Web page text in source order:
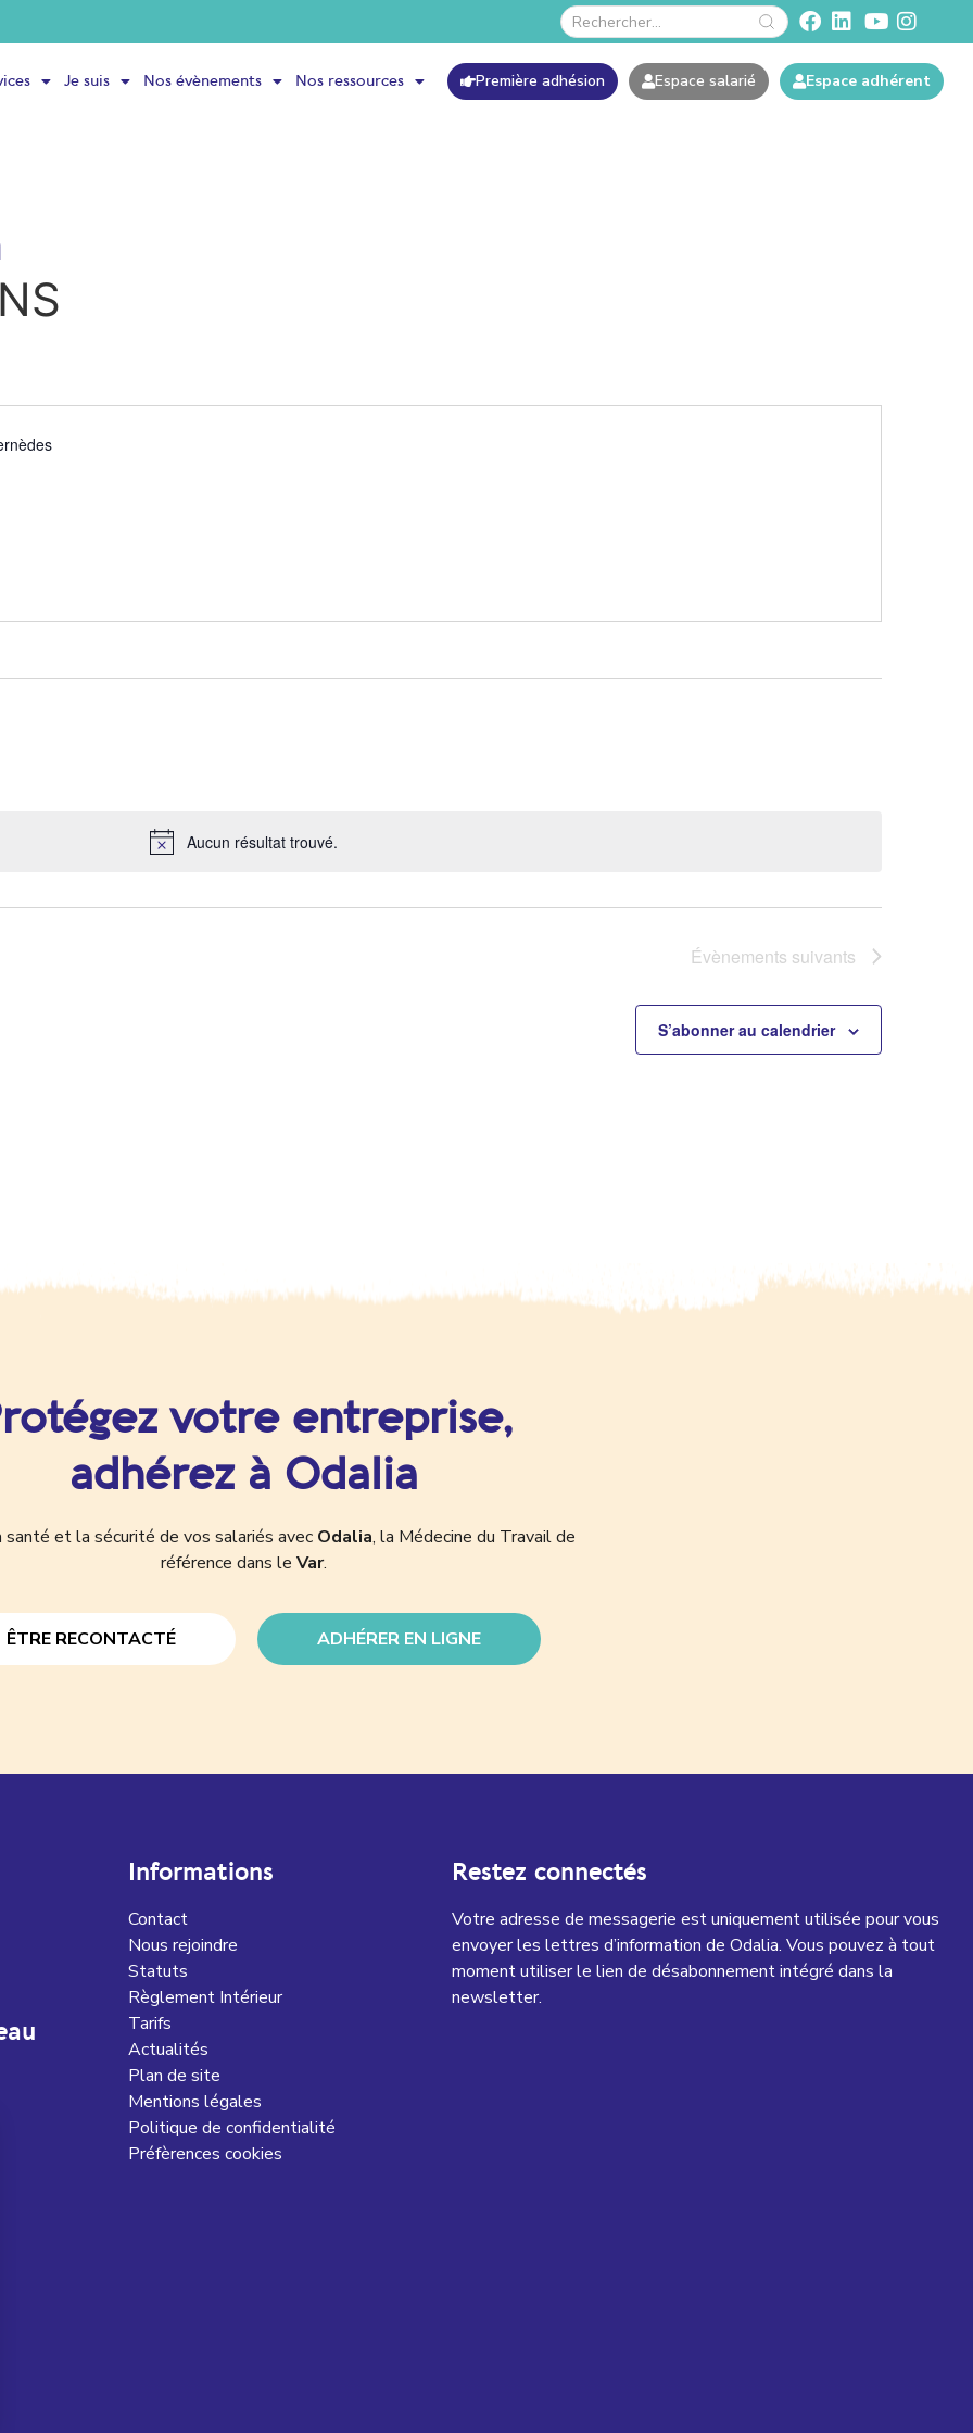
Je suis Nos évènements Nos ressources Première adhésion Espace salarié Espace adhérent
Aucun résultat trouvé.
Évènements suivants
S’abonner au calendrier
votre entreprise,
adhérez à Odalia
et la sécurité de vos salariés avec Odalia, la Médecine du Travail de
référence dans le Var.
ÊTRE RECONTACTÉ ADHÉRER EN LIGNE
Informations
Contact
Nous rejoindre
Statuts
Règlement Intérieur
Tarifs
Actualités
Plan de site
Mentions légales
Politique de confidentialité
Préfèrences cookies
Restez connectés
Votre adresse de messagerie est uniquement utilisée pour vous
envoyer les lettres d’information de Odalia. Vous pouvez à tout
moment utiliser le lien de désabonnement intégré dans la
newsletter.